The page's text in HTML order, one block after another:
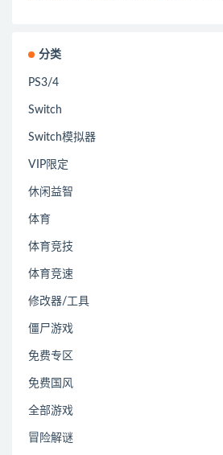
分类
PS3/4
Switch
Switch模拟器
VIP限定
休闲益智
体育
体育竞技
体育竞速
修改器/工具
僵尸游戏
免费专区
免费国风
全部游戏
冒险解谜